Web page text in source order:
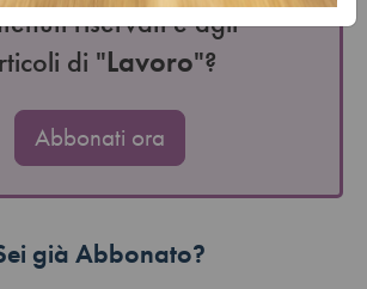
riservati e agli
di "Lavoro"?
Abbonati ora
già Abbonato?